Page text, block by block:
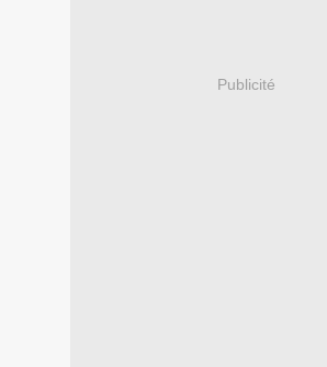
Publicité